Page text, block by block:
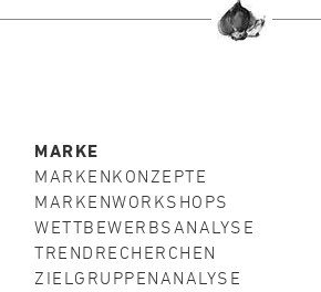
MARKE
MARKENKONZEPTE
MARKENWORKSHOPS
WETTBEWERBSANALYSE
TRENDRECHERCHEN
ZIELGRUPPENANALYSE